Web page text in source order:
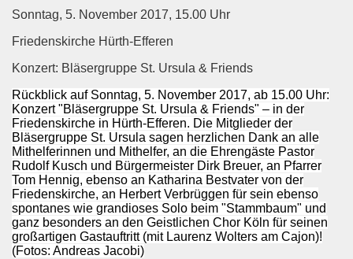
Sonntag, 5. November 2017, 15.00 Uhr
Friedenskirche Hürth-Efferen
Konzert: Bläsergruppe St. Ursula & Friends
Rückblick auf Sonntag, 5. November 2017, ab 15.00 Uhr:
Konzert "Bläsergruppe St. Ursula & Friends" – in der
Friedenskirche in Hürth-Efferen. Die Mitglieder der
Bläsergruppe St. Ursula sagen herzlichen Dank an alle
Mithelferinnen und Mithelfer, an die Ehrengäste Pastor
Rudolf Kusch und Bürgermeister Dirk Breuer, an Pfarrer
Tom Hennig, ebenso an Katharina Bestvater von der
Friedenskirche, an Herbert Verbrüggen für sein ebenso
spontanes wie grandioses Solo beim "Stammbaum" und
ganz besonders an den Geistlichen Chor Köln für seinen
großartigen Gastauftritt (mit Laurenz Wolters am Cajon)!
(Fotos: Andreas Jacobi)